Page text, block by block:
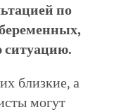
по
близкие, а
могут